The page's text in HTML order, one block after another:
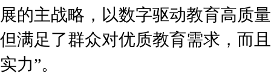
展的主战略，以数字驱动教育高质
但满足了群众对优质教育需求，而
实力”。